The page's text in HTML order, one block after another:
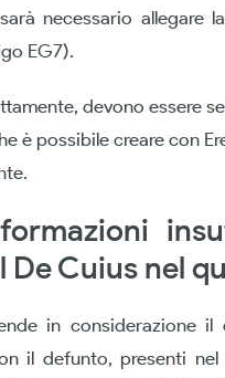
necessario allegare
EG7).
devono essere
è possibile creare con
Cuius nel
in considerazione
il defunto, presenti